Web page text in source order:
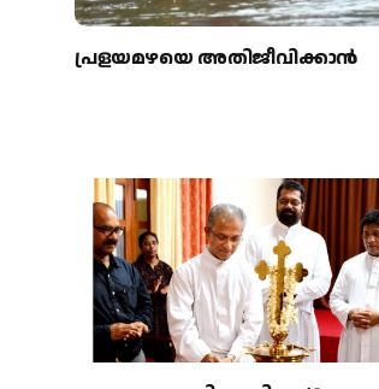
പ്രളയമഴയെ അതിജീവിക്കാന്‍